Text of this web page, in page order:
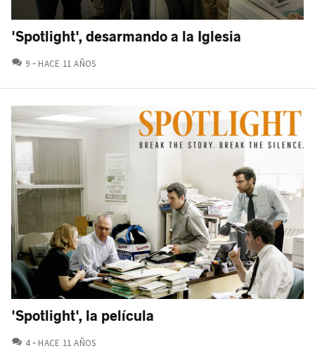
'Spotlight', desarmando a la Iglesia
9 COMENTARIOS
HACE 11 AÑOS
'Spotlight', la película
4 COMENTARIOS
HACE 11 AÑOS